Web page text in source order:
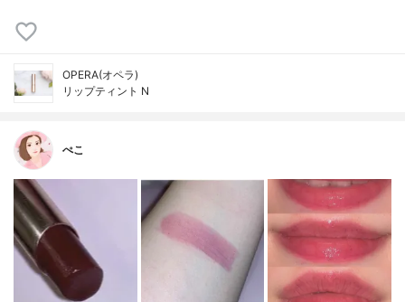
OPERA(オペラ)
リップティント N
ぺこ